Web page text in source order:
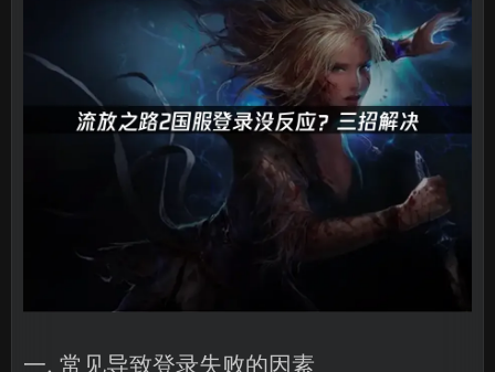
一. 常见导致登录失败的因素